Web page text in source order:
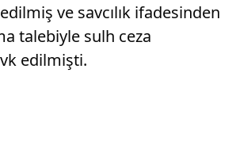
edilmiş ve savcılık ifadesinden
talebiyle sulh ceza
edilmişti.